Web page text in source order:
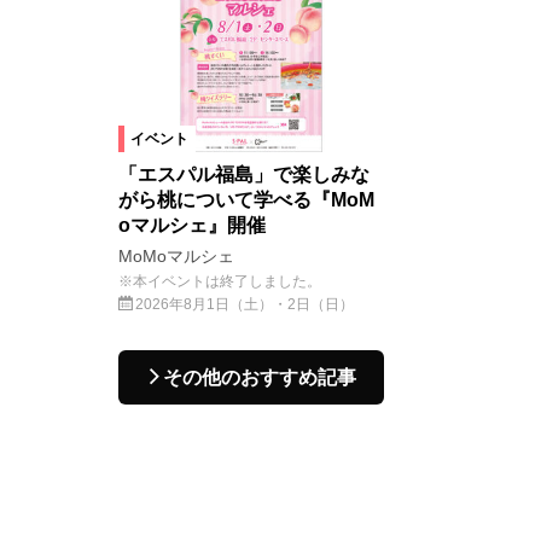
イベント
「エスパル福島」で楽しみな
がら桃について学べる『MoM
oマルシェ』開催
MoMoマルシェ
※本イベントは終了しました。
2026年8月1日（土）・2日（日）
その他のおすすめ記事